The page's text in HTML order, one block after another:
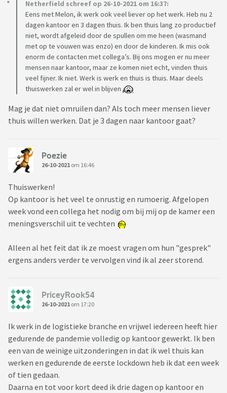
Netherfield schreef op 26-10-2021 om 16:37:
Eens met Melon, ik werk ook veel liever op het werk. Heb nu 2
dagen kantoor en 3 dagen thuis. Ik ben thuis lang zo productief
niet, wordt afgeleid door de spullen om me heen (wasmand
met op te vouwen was enzo) en door de kinderen. Ik mis ook
enorm de contacten met collega’s. Bij ons mogen er nu meer
mensen naar kantoor, maar ze komen niet echt, vinden thuis
veel fijner. Ik niet. Werk is werk en thuis is thuis. Maar deels
thuiswerken zal er wel in blijven
Mag je dat niet omruilen dan? Als toch meer mensen liever
thuis willen werken. Dat je 3 dagen naar kantoor gaat?
Poezie
26-10-2021 om 16:46
Thuiswerken!
Op kantoor is het veel te onrustig en rumoerig. Afgelopen
week vond een collega het nodig om bij mij op de kamer een
meningsverschil uit te vechten
Alleen al het feit dat ik ze moest vragen om hun "gesprek"
ergens anders verder te vervolgen vind ik al zeer storend.
PriceyRook54
26-10-2021 om 17:20
Ik werk in de logistieke branche en vrijwel iedereen heeft hier
gedurende de pandemie volledig op kantoor gewerkt. Ik ben
een van de weinige uitzonderingen in dat ik wel thuis kan
werken en gedurende de eerste lockdown heb ik dat een week
of tien gedaan.
Daarna en tot voor kort deed ik drie dagen op kantoor en